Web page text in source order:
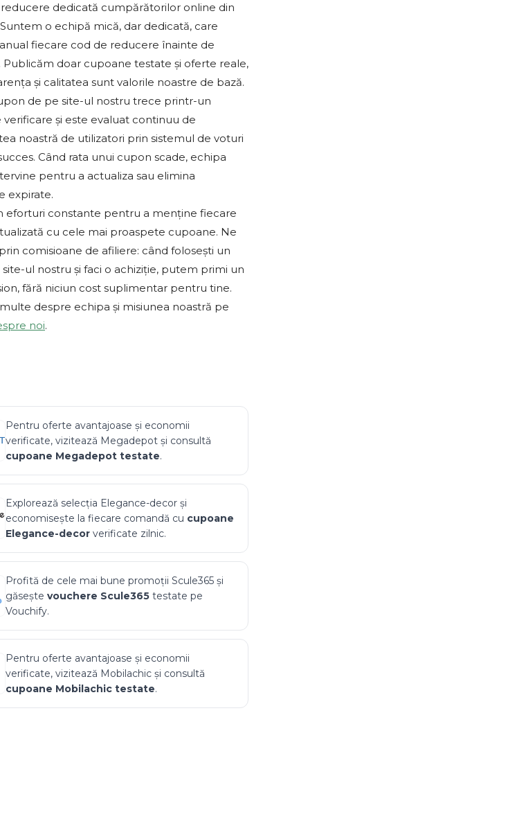
dedicată cumpărătorilor online din
o echipă mică, dar dedicată, care
fiecare cod de reducere înainte de
Publicăm doar cupoane testate și oferte reale,
și calitatea sunt valorile noastre de bază.
de pe site-ul nostru trece printr-un
verificare și este evaluat continuu de
noastră de utilizatori prin sistemul de voturi
Când rata unui cupon scade, echipa
pentru a actualiza sau elimina
expirate.
eforturi constante pentru a menține fiecare
cu cele mai proaspete cupoane. Ne
comisioane de afiliere: când folosești un
ul nostru și faci o achiziție, putem primi un
fără niciun cost suplimentar pentru tine.
despre echipa și misiunea noastră pe
noi.
Pentru oferte avantajoase și economii
verificate, vizitează Megadepot și consultă
cupoane Megadepot testate.
Explorează selecția Elegance-decor și
economisește la fiecare comandă cu cupoane
Elegance-decor verificate zilnic.
Profită de cele mai bune promoții Scule365 și
găsește vouchere Scule365 testate pe
Vouchify.
Pentru oferte avantajoase și economii
verificate, vizitează Mobilachic și consultă
cupoane Mobilachic testate.